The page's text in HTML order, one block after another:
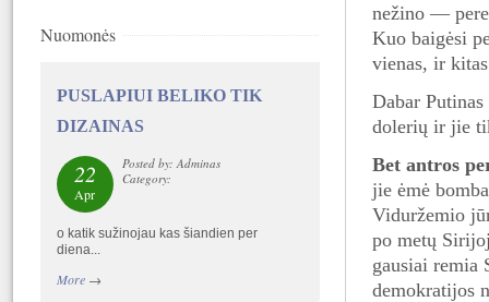
nežino —
Kuo baigėsi
vienas, ir
Dabar
dolerių ir jie
Bet antros
jie ėmė
Viduržemio
po metų
gausiai remia
demokratijos
Nuomonės
PUSLAPIUI BELIKO TIK
DIZAINAS
22
Apr
Posted by: Adminas
Category:
o katik sužinojau kas šiandien per
diena...
More→